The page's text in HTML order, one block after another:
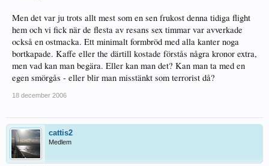
Men det var ju trots allt mest som en sen frukost denna tidiga flight
hem och vi fick när de flesta av resans sex timmar var avverkade
också en ostmacka. Ett minimalt formbröd med alla kanter noga
bortkapade. Kaffe eller the därtill kostade förstås några kronor extra,
men vad kan man begära. Eller kan man det? Kan man ta med en
egen smörgås - eller blir man misstänkt som terrorist då?
18 december 2006
cattis2
Medlem